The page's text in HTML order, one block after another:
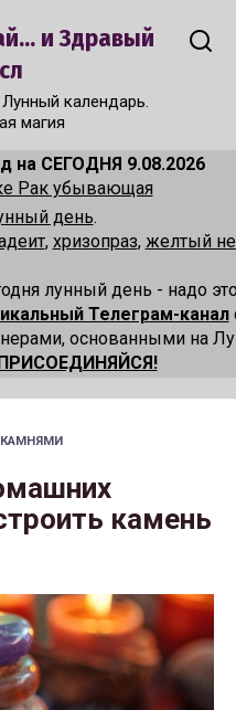
и Здравый
календарь.
магия
на СЕГОДНЯ 9.08.2026
Рак убывающая
день.
, хризопраз, желтый
лунный день - надо
Телеграм-канал
основанными на
камень